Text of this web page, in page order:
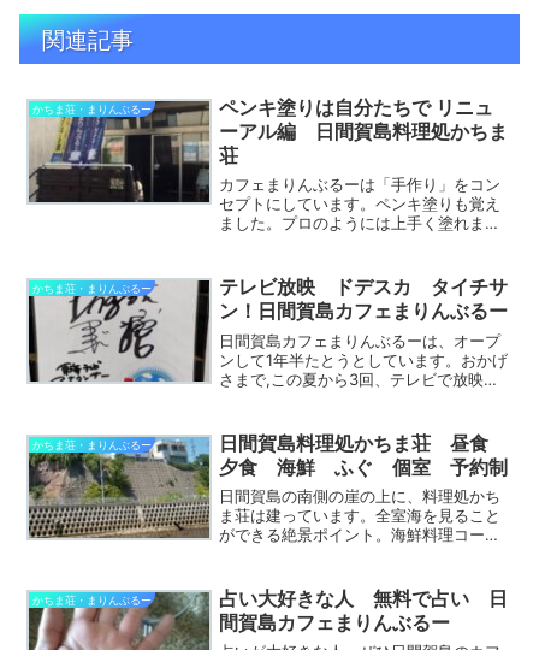
関連記事
かちま荘・まりんぶるー
ペンキ塗りは自分たちで リニュ
ーアル編 日間賀島料理処かちま
荘
カフェまりんぶるーは「手作り」をコン
セプトにしています。ペンキ塗りも覚え
ました。プロのようには上手く塗れませ
と、あちこちに仕掛けが作ってありま
す。手作りカフェ、どうぞご...
かちま荘・まりんぶるー
テレビ放映 ドデスカ タイチサ
ン！日間賀島カフェまりんぶるー
日間賀島カフェまりんぶるーは、オープ
ンして1年半たとうとしています。おかげ
さまで,この夏から3回、テレビで放映し
びデス」、東海テレビ「タイチサン！」
です。それでは順番...
かちま荘・まりんぶるー
日間賀島料理処かちま荘 昼食
夕食 海鮮 ふぐ 個室 予約制
日間賀島の南側の崖の上に、料理処かち
ま荘は建っています。全室海を見ること
ができる絶景ポイント。海鮮料理コー
匠の技。完全予約制、お座敷、個室です
ので、安心して、お越しくだ...
かちま荘・まりんぶるー
占い大好きな人 無料で占い 日
間賀島カフェまりんぶるー